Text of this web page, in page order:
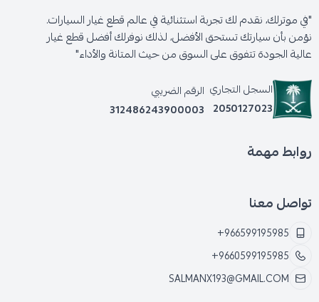
"في موترلك، نقدم لك تجربة استثنائية في عالم قطع غيار السيارات.
نؤمن بأن سيارتك تستحق الأفضل، لذلك نوفرلك أفضل قطع غيار
عالية الجودة تتفوق على السوق من حيث المتانة والأداء"
السجل التجاري
2050127023
الرقم الضريبي
312486243900003
روابط مهمة
تواصل معنا
+966599195985
+9660599195985
SALMANX193@GMAIL.COM